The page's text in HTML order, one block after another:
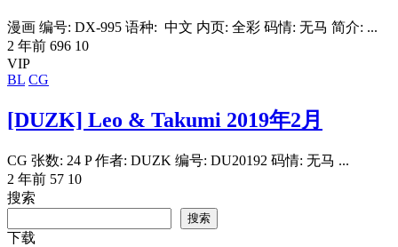
漫画 编号: DX-995 语种: 中文 内页: 全彩 码情: 无马 简介: ...
2 年前 696 10
VIP
BL CG
[DUZK] Leo & Takumi 2019年2月
CG 张数: 24 P 作者: DUZK 编号: DU20192 码情: 无马 ...
2 年前 57 10
搜索
搜索
下载